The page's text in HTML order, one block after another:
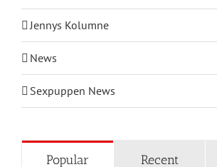
Jennys Kolumne
News
Sexpuppen News
Popular Recent
KATEGORIEN